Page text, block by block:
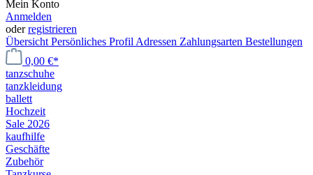
Mein Konto
Anmelden
oderregistrieren
Übersicht Persönliches Profil Adressen Zahlungsarten Bestellungen
0,00 €*
tanzschuhe
tanzkleidung
ballett
Hochzeit
Sale 2026
kaufhilfe
Geschäfte
Zubehör